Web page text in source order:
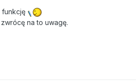
funkcję
na to uwagę.